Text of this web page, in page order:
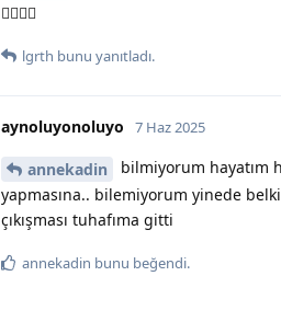
🤦‍♀️🤦‍♀️
lgrth bunu yanıtladı.
aynoluyonoluyo 7 Haz 2025
annekadin
bilmiyorum hayatım
yapmasına.. bilemiyorum yinede
çıkışması tuhafıma gitti
annekadin bunu beğendi.